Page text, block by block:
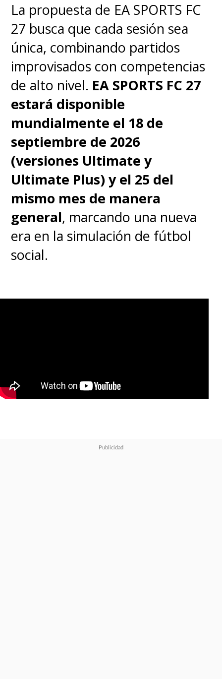
La propuesta de EA SPORTS FC
27 busca que cada sesión sea
única, combinando partidos
improvisados con competencias
de alto nivel. EA SPORTS FC 27
estará disponible
mundialmente el 18 de
septiembre de 2026
(versiones Ultimate y
Ultimate Plus) y el 25 del
mismo mes de manera
general, marcando una nueva
era en la simulación de fútbol
social.